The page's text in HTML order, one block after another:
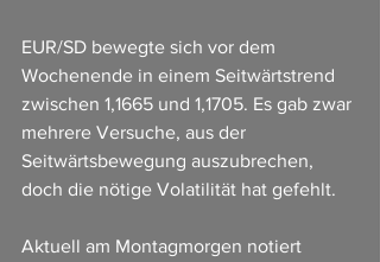
EUR/SD bewegte sich vor dem
Wochenende in einem Seitwärtstrend
zwischen 1,1665 und 1,1705. Es gab zwar
mehrere Versuche, aus der
Seitwärtsbewegung auszubrechen,
doch die nötige Volatilität hat gefehlt.
Aktuell am Montagmorgen notiert